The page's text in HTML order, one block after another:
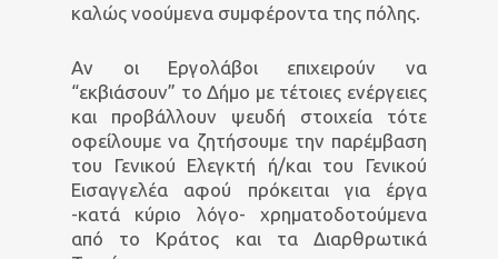
καλώς νοούμενα συμφέροντα της πόλης.
Αν οι Εργολάβοι επιχειρούν να
“εκβιάσουν” το Δήμο με τέτοιες ενέργειες
και προβάλλουν ψευδή στοιχεία τότε
οφείλουμε να ζητήσουμε την παρέμβαση
του Γενικού Ελεγκτή ή/και του Γενικού
Εισαγγελέα αφού πρόκειται για έργα
-κατά κύριο λόγο- χρηματοδοτούμενα
από το Κράτος και τα Διαρθρωτικά